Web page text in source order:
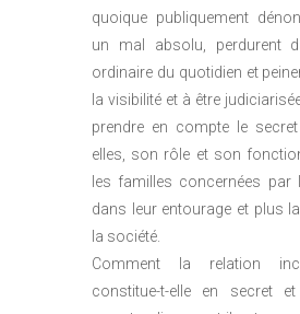
quoique publiquement
un mal absolu, perdurent
ordinaire du quotidien et
la visibilité et à être
prendre en compte le
elles, son rôle et son
les familles concernées par
dans leur entourage et plus
la société.
Comment la relation
constitue-t-elle en secret